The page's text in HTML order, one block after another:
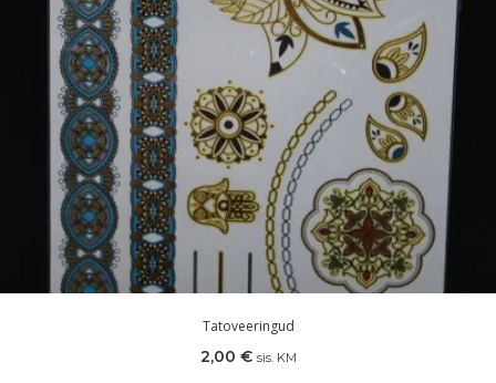
Tatoveeringud
2,00 € sis. KM